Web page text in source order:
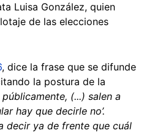
Luisa González, quien
de las elecciones
, dice la frase que se difunde
la postura de la
(...) salen a
hay que decirle no’.
decir ya de frente que cuál